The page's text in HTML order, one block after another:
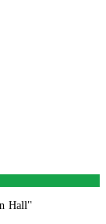
Hall"